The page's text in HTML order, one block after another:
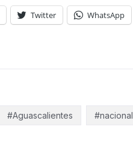
Twitter WhatsApp
#Aguascalientes #nacional